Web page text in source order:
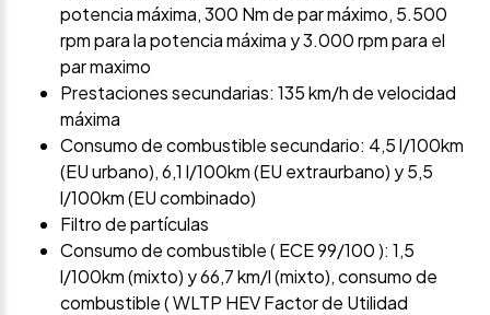
potencia máxima, 300 Nm de par máximo, 5.500
rpm para la potencia máxima y 3.000 rpm para el
par maximo
Prestaciones secundarias: 135 km/h de velocidad
máxima
Consumo de combustible secundario: 4,5 l/100km
(EU urbano), 6,1 l/100km (EU extraurbano) y 5,5
l/100km (EU combinado)
Filtro de partículas
Consumo de combustible ( ECE 99/100 ): 1,5
l/100km (mixto) y 66,7 km/l (mixto), consumo de
combustible ( WLTP HEV Factor de Utilidad